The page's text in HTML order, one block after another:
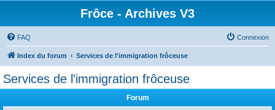
Frôce - Archives V3
FAQ Connexion
Index du forum Services de l'immigration frôceuse
Services de l'immigration frôceuse
Forum